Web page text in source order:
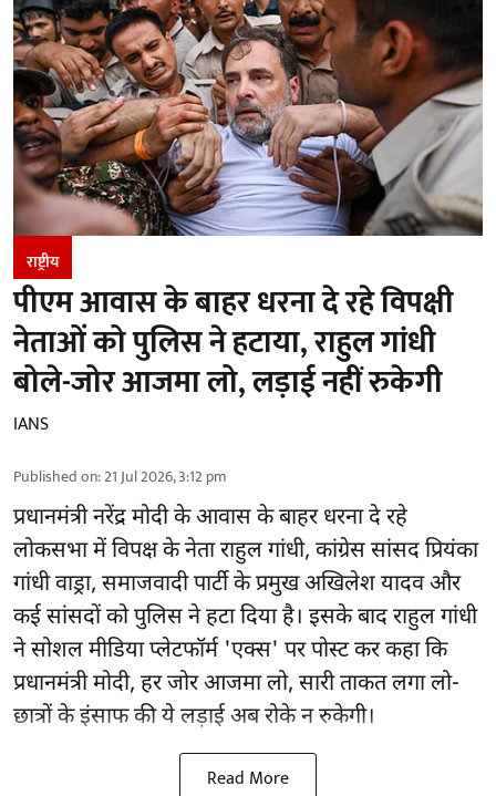
राष्ट्रीय
पीएम आवास के बाहर धरना दे रहे विपक्षी
नेताओं को पुलिस ने हटाया, राहुल गांधी
बोले-जोर आजमा लो, लड़ाई नहीं रुकेगी
IANS
Published on:21 Jul 2026, 3:12 pm
प्रधानमंत्री नरेंद्र मोदी के आवास के बाहर धरना दे रहे
लोकसभा में विपक्ष के नेता राहुल गांधी, कांग्रेस सांसद प्रियंका
गांधी वाड्रा, समाजवादी पार्टी के प्रमुख अखिलेश यादव और
कई सांसदों को पुलिस ने हटा दिया है। इसके बाद राहुल गांधी
ने सोशल मीडिया प्लेटफॉर्म 'एक्स' पर पोस्ट कर कहा कि
प्रधानमंत्री मोदी, हर जोर आजमा लो, सारी ताकत लगा लो-
छात्रों के इंसाफ की ये लड़ाई अब रोके न रुकेगी।
Read More